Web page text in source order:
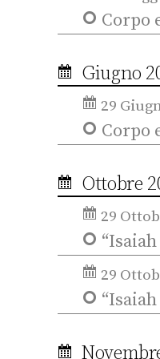
Corpo
Giugno
29
Corpo
Ottobre
29
29